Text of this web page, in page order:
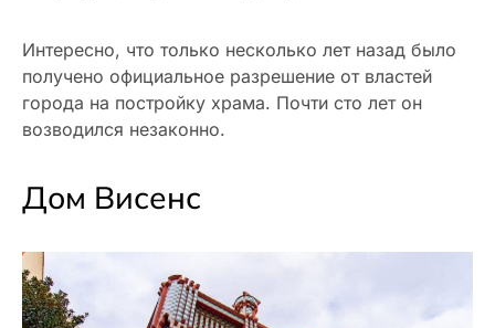
Интересно, что только несколько лет назад было
получено официальное разрешение от властей
города на постройку храма. Почти сто лет он
возводился незаконно.
Дом Висенс